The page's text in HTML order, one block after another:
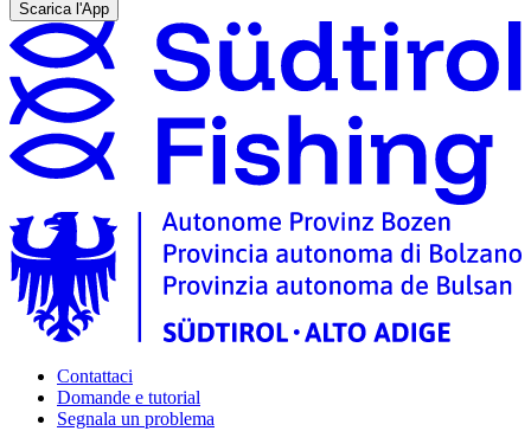
Scarica l'App
Contattaci
Domande e tutorial
Segnala un problema